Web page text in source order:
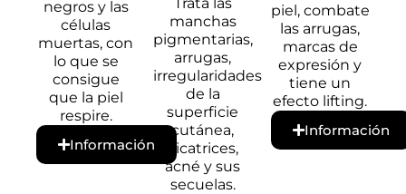
negros y las
células
muertas, con
lo que se
consigue
que la piel
respire.
Información
manchas
pigmentarias,
arrugas,
irregularidades
de la
superficie
cutánea,
cicatrices,
acné y sus
secuelas.
piel, combate
las arrugas,
marcas de
expresión y
tiene un
efecto lifting.
Información